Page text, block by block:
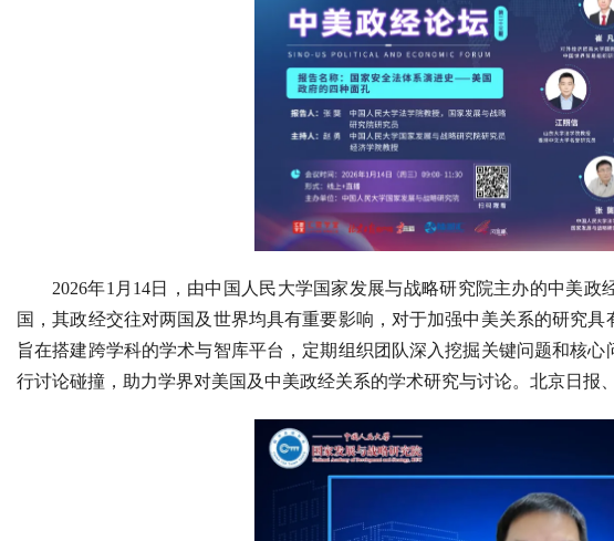
2026年1月14日，由中国人民大学国家发展与战略研究院主办的中美
国，其政经交往对两国及世界均具有重要影响，对于加强中美关系的研究
旨在搭建跨学科的学术与智库平台，定期组织团队深入挖掘关键问题和核
行讨论碰撞，助力学界对美国及中美政经关系的学术研究与讨论。北京日报